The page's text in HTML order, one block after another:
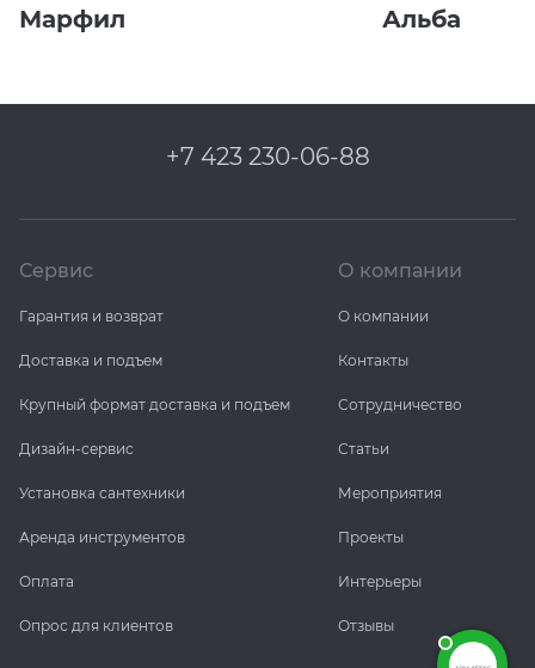
Марфил
Альба
+7 423 230-06-88
Сервис
Гарантия и возврат
Доставка и подъем
Крупный формат доставка и подъем
Дизайн-сервис
Установка сантехники
Аренда инструментов
Оплата
Опрос для клиентов
О компании
О компании
Контакты
Сотрудничество
Статьи
Мероприятия
Проекты
Интерьеры
Отзывы